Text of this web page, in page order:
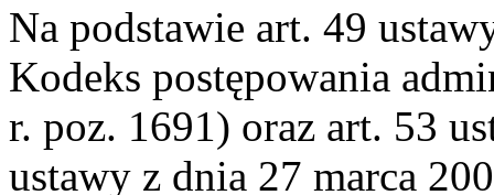
Na podstawie art. 49
Kodeks postępowania
r. poz. 1691) oraz art. 53
ustawy z dnia 27 marca